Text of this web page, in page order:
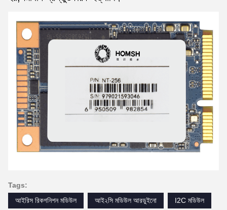
Tags:
আইরিস রিকগনিশন মডিউল
আই২সি মডিউল আরডুইনো I2C মডিউল